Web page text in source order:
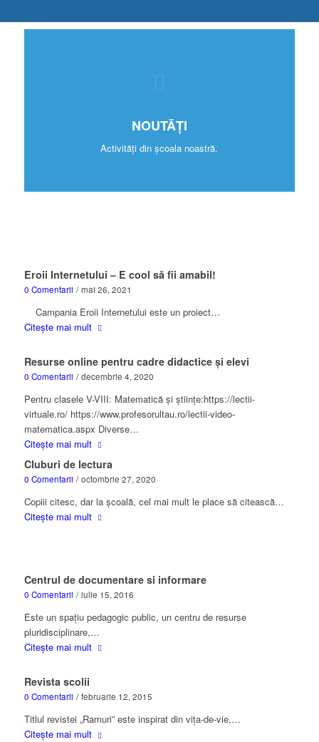
NOUTĂȚI
Activități din școala noastră.
Eroii Internetului – E cool să fii amabil!
0 Comentarii / mai 26, 2021
Campania Eroii Internetului este un proiect…
Citește mai mult
Resurse online pentru cadre didactice și elevi
0 Comentarii / decembrie 4, 2020
Pentru clasele V-VIII: Matematică și științe:https://lectii-
virtuale.ro/ https://www.profesorultau.ro/lectii-video-
matematica.aspx Diverse…
Citește mai mult
Cluburi de lectura
0 Comentarii / octombrie 27, 2020
Copiii citesc, dar la școală, cel mai mult le place să citească…
Citește mai mult
Centrul de documentare si informare
0 Comentarii / iulie 15, 2016
Este un spaţiu pedagogic public, un centru de resurse
pluridisciplinare,…
Citește mai mult
Revista scolii
0 Comentarii / februarie 12, 2015
Titlul revistei „Ramuri” este inspirat din vița-de-vie,…
Citește mai mult